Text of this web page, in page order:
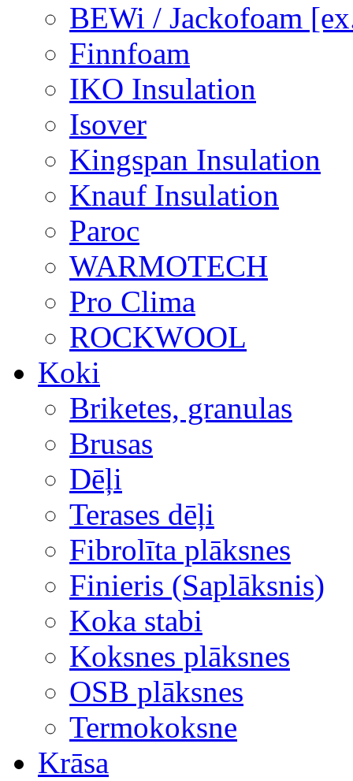
BEWi / Jackofoam
Finnfoam
IKO Insulation
Isover
Kingspan Insulation
Knauf Insulation
Paroc
WARMOTECH
Pro Clima
ROCKWOOL
Koki
Briketes, granulas
Brusas
Dēļi
Terases dēļi
Fibrolīta plāksnes
Finieris (Saplāksnis)
Koka stabi
Koksnes plāksnes
OSB plāksnes
Termokoksne
Krāsa